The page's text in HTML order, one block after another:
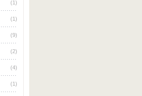
(1)
(1)
(9)
(2)
(4)
(1)